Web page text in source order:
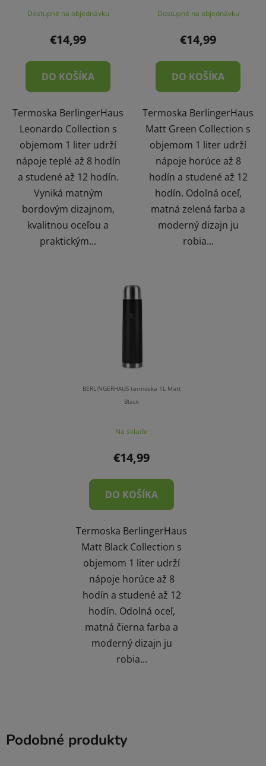
Dostupné na objednávku
€14,99
DO KOŠÍKA
Termoska BerlingerHaus
Leonardo Collection s
objemom 1 liter udrží
nápoje teplé až 8 hodín
a studené až 12 hodín.
Vyniká matným
bordovým dizajnom,
kvalitnou oceľou a
praktickým...
Dostupné na objednávku
€14,99
DO KOŠÍKA
Termoska BerlingerHaus
Matt Green Collection s
objemom 1 liter udrží
nápoje horúce až 8
hodín a studené až 12
hodín. Odolná oceľ,
matná zelená farba a
moderný dizajn ju
robia...
BERLINGERHAUS termoska 1L Matt
Black
Na sklade
€14,99
DO KOŠÍKA
Termoska BerlingerHaus
Matt Black Collection s
objemom 1 liter udrží
nápoje horúce až 8
hodín a studené až 12
hodín. Odolná oceľ,
matná čierna farba a
moderný dizajn ju
robia...
Podobné produkty